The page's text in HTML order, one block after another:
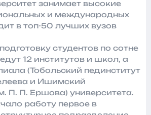
занимает высокие
и международных
в топ-50 лучших вузов
студентов по сотне
12 институтов и школ, а
(Тобольский пединститут
и Ишимский
П. П. Ершова) университета.
работу первое в